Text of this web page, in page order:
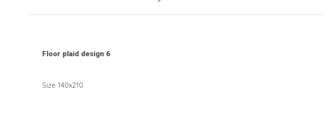
Floor plaid design 6
Size 140x210